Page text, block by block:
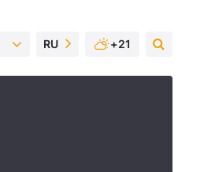
RU +21